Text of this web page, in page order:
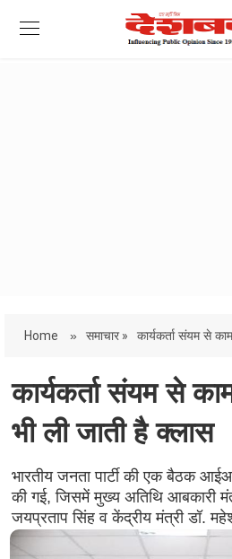
Home » समाचार » कार्यकर्ता संयम से
कार्यकर्ता संयम से
भी ली जाती है क्लास
भारतीय जनता पार्टी की एक बैठक
की गई, जिसमें मुख्य अतिथि आबकारी
जयप्रताप सिंह व केंद्रीय मंत्री डॉ.